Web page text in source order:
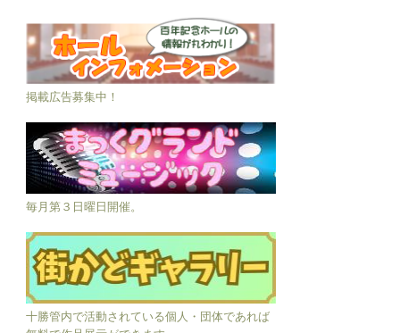
掲載広告募集中！
毎月第３日曜日開催。
十勝管内で活動されている個人・団体であれば